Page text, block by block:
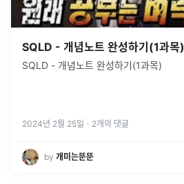
SQLD - 개념노트 완성하기(1과목)
SQLD - 개념노트 완성하기(1과목)
2024년 2월 25일 · 2개의 댓글
by 개미는뚠뚠